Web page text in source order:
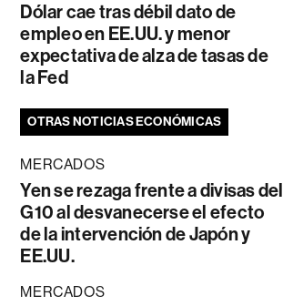
Dólar cae tras débil dato de
empleo en EE.UU. y menor
expectativa de alza de tasas de
la Fed
OTRAS NOTICIAS ECONÓMICAS
MERCADOS
Yen se rezaga frente a divisas del
G10 al desvanecerse el efecto
de la intervención de Japón y
EE.UU.
MERCADOS